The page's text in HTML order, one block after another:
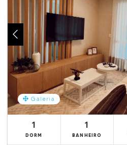
Galeria
1
DORM
1
BANHEIRO